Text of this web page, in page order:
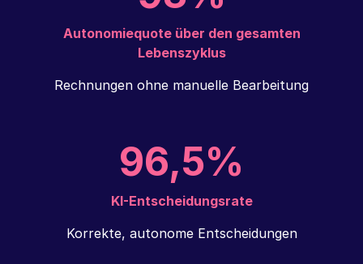
Autonomiequote über den gesamten
Lebenszyklus
Rechnungen ohne manuelle Bearbeitung
96,5%
KI-Entscheidungsrate
Korrekte, autonome Entscheidungen